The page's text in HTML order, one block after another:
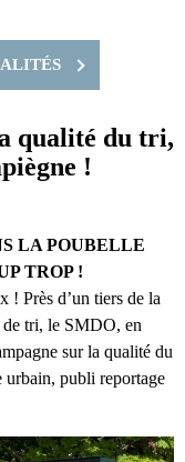
qualité du tri,
!
LA POUBELLE
TROP !
! Près d’un tiers de la
de tri, le SMDO, en
sur la qualité du
urbain, publi reportage